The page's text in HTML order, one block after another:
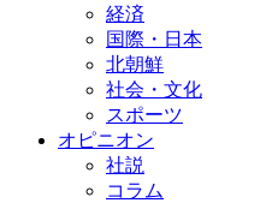
経済
国際・日本
北朝鮮
社会・文化
スポーツ
オピニオン
社説
コラム